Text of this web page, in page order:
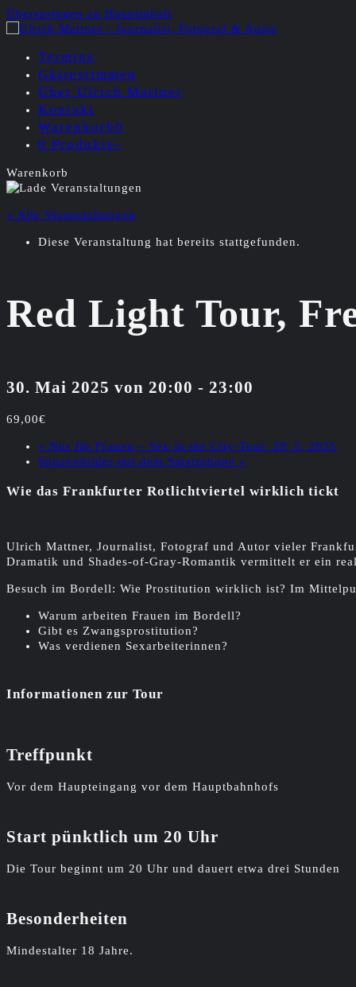
Überspringen zu Hauptinhalt
Termine
Gästestimmen
Über Ulrich Mattner
Kontakt
Warenkorb0
0 Produkte-
Warenkorb
« Alle Veranstaltungen
Diese Veranstaltung hat bereits stattgefunden.
Red Light Tour,
30. Mai 2025 von 20:00 - 23:00
69,00€
« Nur für Frauen – Sex in the City-Tour_29_5_2025
Spitzenbilder mit dem Smartphone »
Wie das Frankfurter Rotlichtviertel wirklich tickt
Ulrich Mattner, Journalist, Fotograf und Autor vieler
Dramatik und Shades-of-Gray-Romantik vermittelt er ein
Besuch im Bordell: Wie Prostitution wirklich ist? Im
Warum arbeiten Frauen im Bordell?
Gibt es Zwangsprostitution?
Was verdienen Sexarbeiterinnen?
Informationen zur Tour
Treffpunkt
Vor dem Haupteingang vor dem Hauptbahnhofs
Start pünktlich um 20 Uhr
Die Tour beginnt um 20 Uhr und dauert etwa drei Stunden
Besonderheiten
Mindestalter 18 Jahre.